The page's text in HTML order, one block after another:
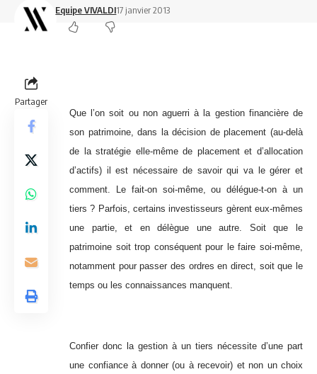
Equipe VIVALDI17 janvier 2013
Partager
Que l’on soit ou non aguerri à la gestion financière de
son patrimoine, dans la décision de placement (au-delà
de la stratégie elle-même de placement et d’allocation
d’actifs) il est nécessaire de savoir qui va le gérer et
comment. Le fait-on soi-même, ou délégue-t-on à un
tiers ? Parfois, certains investisseurs gèrent eux-mêmes
une partie, et en délègue une autre. Soit que le
patrimoine soit trop conséquent pour le faire soi-même,
notamment pour passer des ordres en direct, soit que le
temps ou les connaissances manquent.
Confier donc la gestion à un tiers nécessite d’une part
une confiance à donner (ou à recevoir) et non un choix